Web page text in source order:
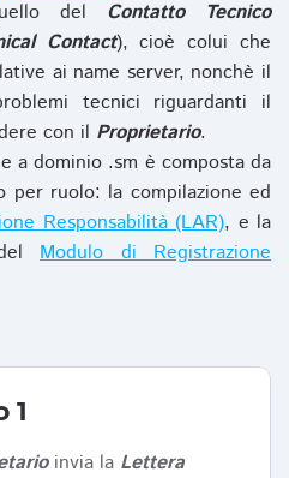
del Contatto Tecnico
Contact), cioè colui che
ai name server, nonchè il
tecnici riguardanti il
con il Proprietario.
a dominio .sm è composta da
per ruolo: la compilazione ed
Responsabilità (LAR), e la
Modulo di Registrazione
1
invia la Lettera